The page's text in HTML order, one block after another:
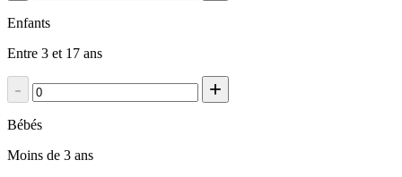
Enfants
Entre 3 et 17 ans
- +
Bébés
Moins de 3 ans